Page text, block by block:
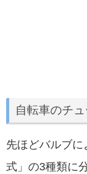
自転車のチ
先ほどバルブ
式」の3種類に